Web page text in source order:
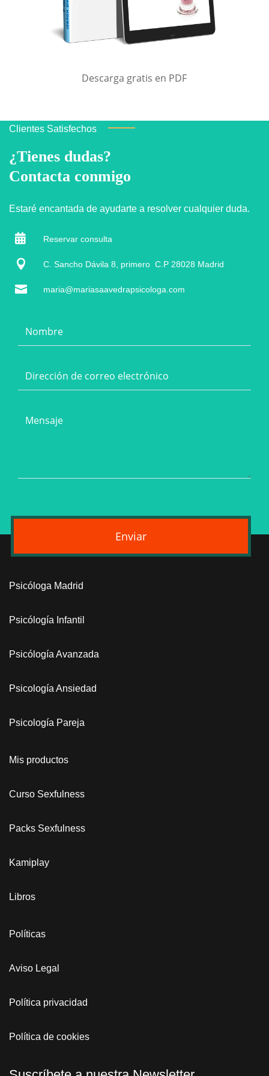
Descarga gratis en PDF
Clientes Satisfechos
¿Tienes dudas?
Contacta conmigo
Estaré encantada de ayudarte a resolver cualquier duda.
 Reservar consulta
 C. Sancho Dávila 8, primero C.P 28028 Madrid
 maria@mariasaavedrapsicologa.com
Enviar
Psicóloga Madrid
Psicólogía Infantil
Psicólogía Avanzada
Psicología Ansiedad
Psicología Pareja
Mis productos
Curso Sexfulness
Packs Sexfulness
Kamiplay
Libros
Políticas
Aviso Legal
Política privacidad
Política de cookies